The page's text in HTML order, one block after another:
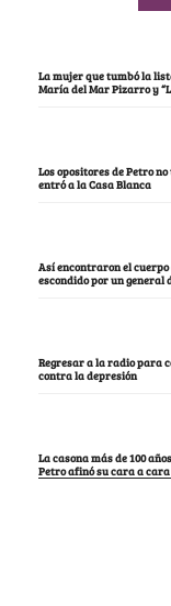
La mujer que tumbó la
María del Mar Pizarro y
Los opositores de Petro
entró a la Casa Blanca
Así encontraron el cuerpo
escondido por un general
Regresar a la radio para
contra la depresión
La casona más de 100
Petro afinó su cara a